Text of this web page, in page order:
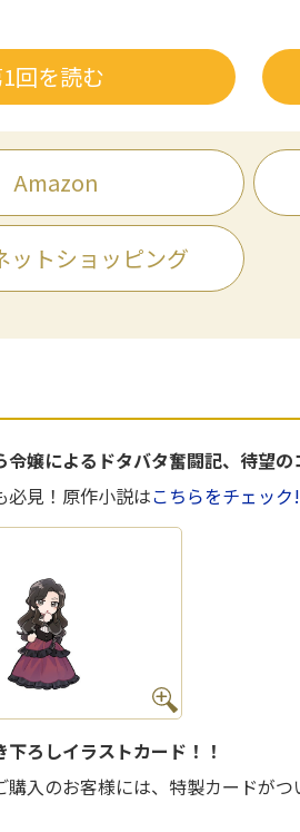
回を読む
Amazon
ットショッピング
嬢によるドタバタ奮闘記、待望の
必見！原作小説はこちらをチェッ
ろしイラストカード！！
入のお客様には、特製カードがつ